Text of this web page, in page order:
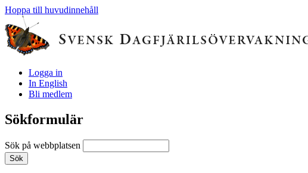
Hoppa till huvudinnehåll
Logga in
In English
Bli medlem
Sökformulär
Sök på webbplatsen